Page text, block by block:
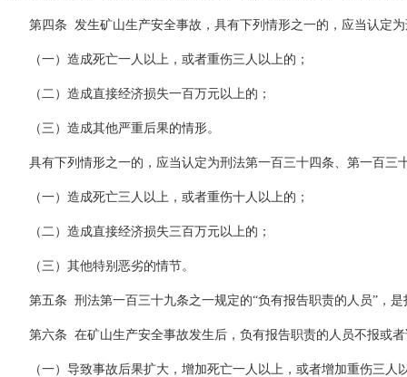
第四条 发生矿山生产安全事故，具有下列情形之一的，应当认定
（一）造成死亡一人以上，或者重伤三人以上的；
（二）造成直接经济损失一百万元以上的；
（三）造成其他严重后果的情形。
具有下列情形之一的，应当认定为刑法第一百三十四条、第一百三
（一）造成死亡三人以上，或者重伤十人以上的；
（二）造成直接经济损失三百万元以上的；
（三）其他特别恶劣的情节。
第五条 刑法第一百三十九条之一规定的“负有报告职责的人员”，
第六条 在矿山生产安全事故发生后，负有报告职责的人员不报或
（一）导致事故后果扩大，增加死亡一人以上，或者增加重伤三